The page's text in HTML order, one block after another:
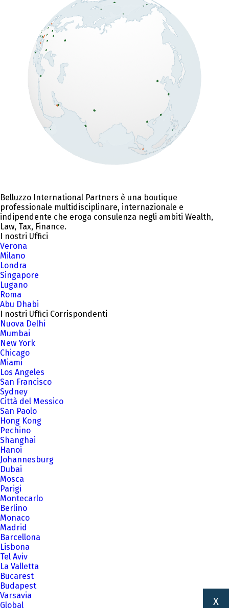
Belluzzo International Partners è una boutique
professionale multidisciplinare, internazionale e
indipendente che eroga consulenza negli ambiti Wealth,
Law, Tax, Finance.
I nostri Uffici
Verona
Milano
Londra
Singapore
Lugano
Roma
Abu Dhabi
I nostri Uffici Corrispondenti
Nuova Delhi
Mumbai
New York
Chicago
Miami
Los Angeles
San Francisco
Sydney
Città del Messico
San Paolo
Hong Kong
Pechino
Shanghai
Hanoi
Johannesburg
Dubai
Mosca
Parigi
Montecarlo
Berlino
Monaco
Madrid
Barcellona
Lisbona
Tel Aviv
La Valletta
Bucarest
Budapest
Varsavia
Global
X